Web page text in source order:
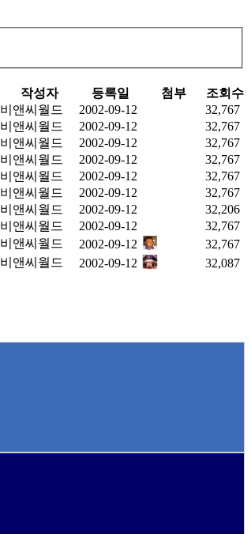
작성자 등록일 첨부
조회수
비앤씨월드 2002-09-12
32,767
비앤씨월드 2002-09-12
32,767
비앤씨월드 2002-09-12
32,767
비앤씨월드 2002-09-12
32,767
비앤씨월드 2002-09-12
32,767
비앤씨월드 2002-09-12
32,767
비앤씨월드 2002-09-12
32,206
비앤씨월드 2002-09-12
32,767
비앤씨월드 2002-09-12
32,767
비앤씨월드 2002-09-12 32,087